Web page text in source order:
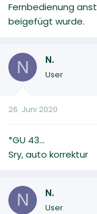
Fernbedienung
beigefügt wurde.
N N.
User
26. Juni 2020
*GU 43...
Sry, auto korrektur
N N.
User